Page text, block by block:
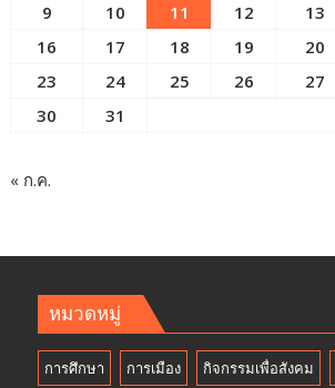
9
10 11 12 13
16
17 18 19 20
23
24 25 26 27
30
31
« ก.ค.
หมวดหมู่
การศึกษา การเมือง กิจกรรมเพื่อสังคม